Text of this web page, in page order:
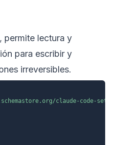
permite lectura y
para escribir y
irreversibles.
claude-code-